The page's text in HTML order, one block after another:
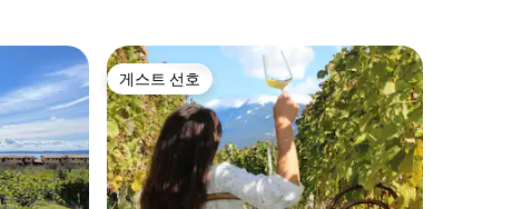
게스트 선호
게스트 선호